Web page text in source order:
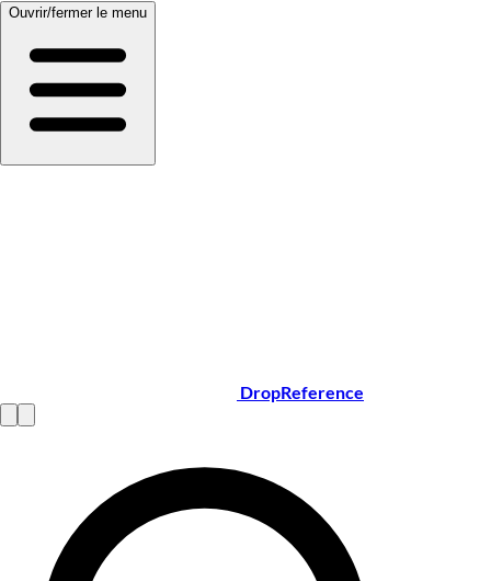
Ouvrir/fermer le menu
DropReference